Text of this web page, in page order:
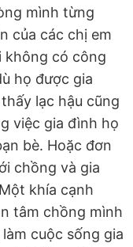
mình từng
của các chị em
không có công
họ được gia
lạc hậu cũng
việc gia đình họ
bè. Hoặc đơn
chồng và gia
khía cạnh
tâm chồng mình
cuộc sống gia